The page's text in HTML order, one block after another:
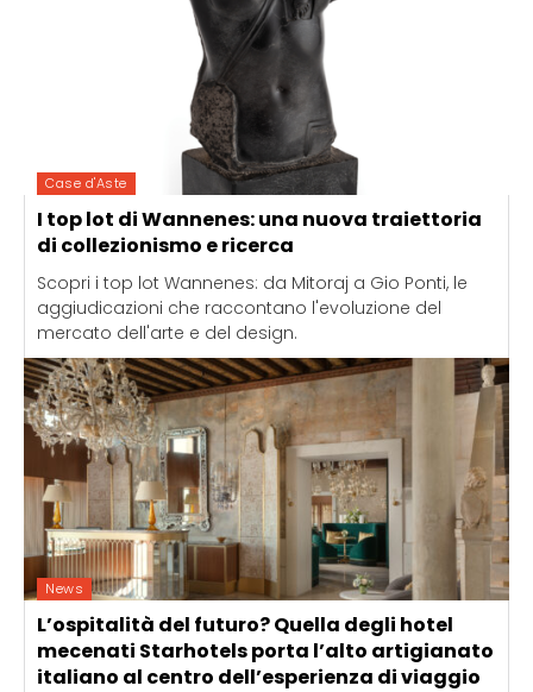
Case d'Aste
I top lot di Wannenes: una nuova traiettoria
di collezionismo e ricerca
Scopri i top lot Wannenes: da Mitoraj a Gio Ponti, le
aggiudicazioni che raccontano l'evoluzione del
mercato dell'arte e del design.
News
L’ospitalità del futuro? Quella degli hotel
mecenati Starhotels porta l’alto artigianato
italiano al centro dell’esperienza di viaggio